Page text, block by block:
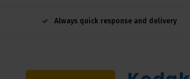
Always quick response and delivery